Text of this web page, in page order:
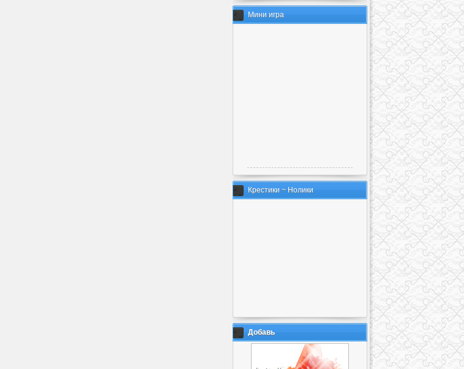
Мини игра
Крестики ~ Нолики
Добавь